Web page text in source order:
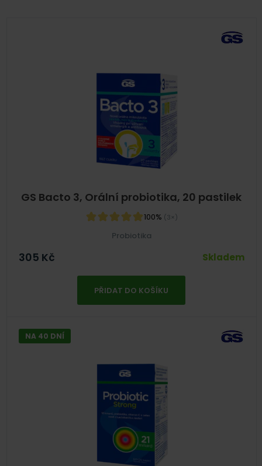
GS Bacto 3, Orální probiotika, 20 pastilek
100% (3×)
Probiotika
305 Kč Skladem
PŘIDAT DO KOŠÍKU
NA 40 DNÍ